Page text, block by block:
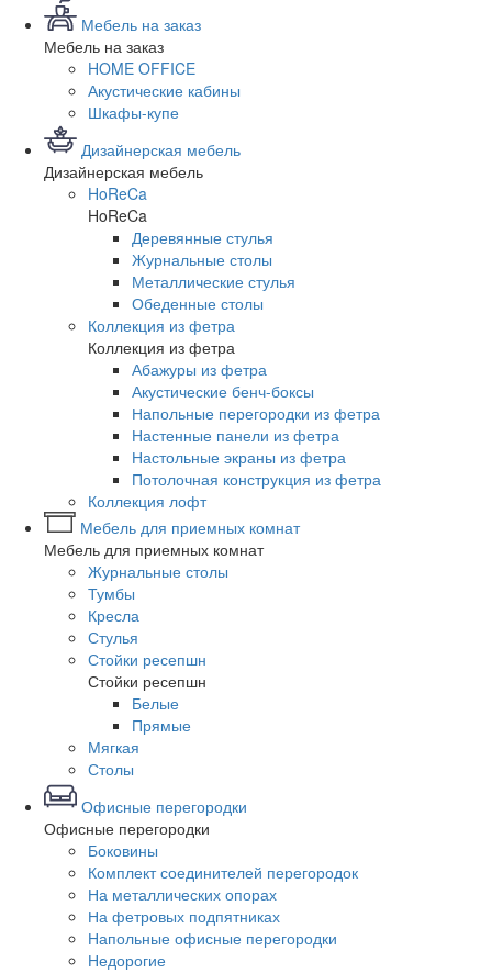
Мебель на заказ
Мебель на заказ
HOME OFFICE
Акустические кабины
Шкафы-купе
Дизайнерская мебель
Дизайнерская мебель
HoReCa
HoReCa
Деревянные стулья
Журнальные столы
Металлические стулья
Обеденные столы
Коллекция из фетра
Коллекция из фетра
Абажуры из фетра
Акустические бенч-боксы
Напольные перегородки из фетра
Настенные панели из фетра
Настольные экраны из фетра
Потолочная конструкция из фетра
Коллекция лофт
Мебель для приемных комнат
Мебель для приемных комнат
Журнальные столы
Тумбы
Кресла
Стулья
Стойки ресепшн
Стойки ресепшн
Белые
Прямые
Мягкая
Столы
Офисные перегородки
Офисные перегородки
Боковины
Комплект соединителей перегородок
На металлических опорах
На фетровых подпятниках
Напольные офисные перегородки
Недорогие